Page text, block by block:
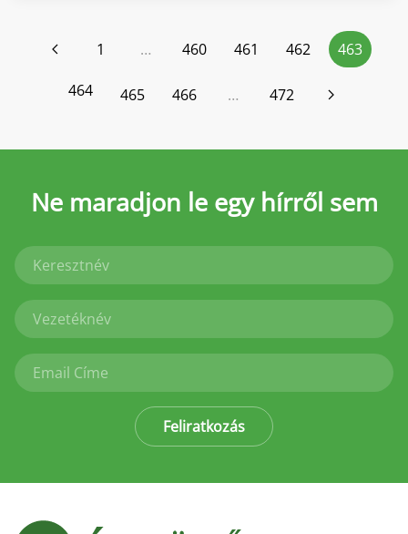
1 … 460 461 462 463
464 465 466 … 472
Ne maradjon le egy hírről sem
Feliratkozás